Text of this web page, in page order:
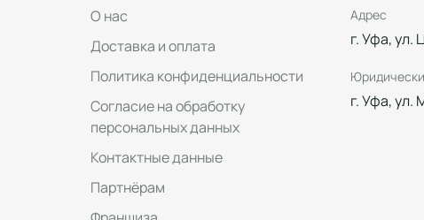
О нас
Доставка и оплата
Политика конфиденциальности
Согласие на обработку
персональных данных
Контактные данные
Партнёрам
Адрес
г. Уфа, ул.
г. Уфа, ул.